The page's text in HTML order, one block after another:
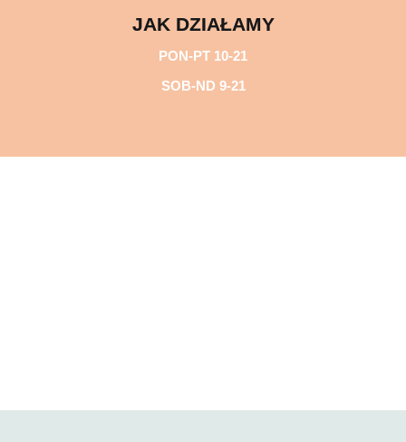
JAK DZIAŁAMY
PON-PT 10-21
SOB-ND 9-21